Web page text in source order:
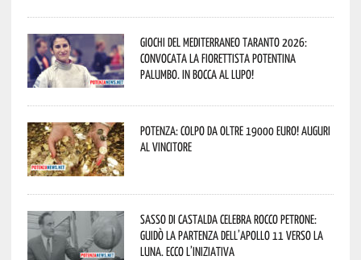
Giochi del Mediterraneo Taranto 2026:
convocata la fiorettista potentina
Palumbo. In bocca al lupo!
Potenza: colpo da oltre 19000 Euro! Auguri
al vincitore
Sasso di Castalda celebra Rocco Petrone:
guidò la partenza dell’Apollo 11 verso la
Luna. Ecco l’iniziativa